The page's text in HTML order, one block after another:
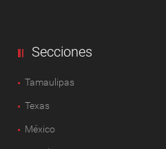
Secciones
Tamaulipas
Texas
México